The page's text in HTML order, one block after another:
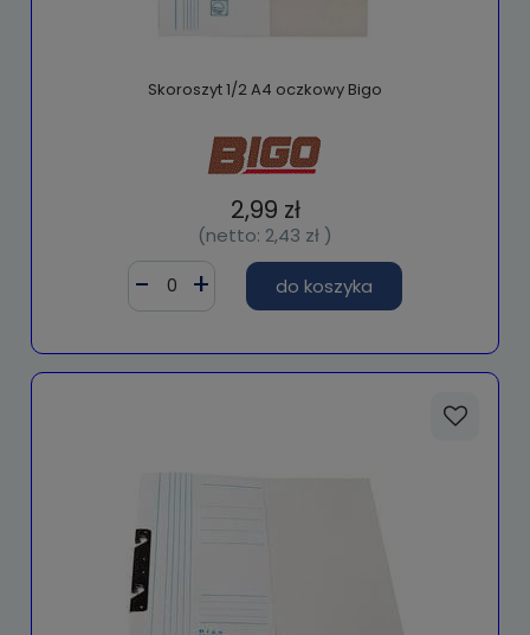
Skoroszyt 1/2 A4 oczkowy Bigo
2,99 zł
(netto: 2,43 zł )
do koszyka